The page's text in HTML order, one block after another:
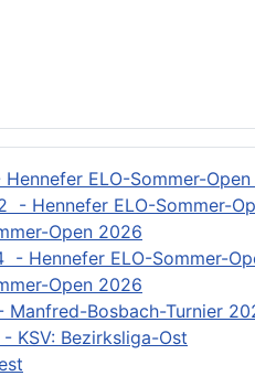
ELO-Sommer-
- Hennefer ELO-Sommer-
Open 2026
- Hennefer ELO-Sommer-
Open 2026
Bosbach-Turnier
KSV: Bezirksliga-Ost